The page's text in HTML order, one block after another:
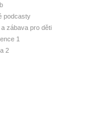
podcasty
a zábava pro děti
1
2